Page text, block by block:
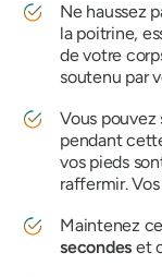
Ne haussez
la poitrine,
de votre
soutenu par
Vous pouvez
pendant
vos pieds
raffermir.
Maintenez
secondes et